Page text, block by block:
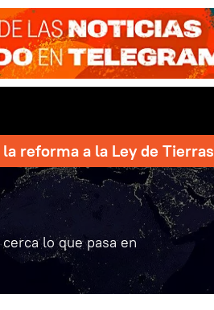
reforma a la Ley de Tierras
lo que pasa en